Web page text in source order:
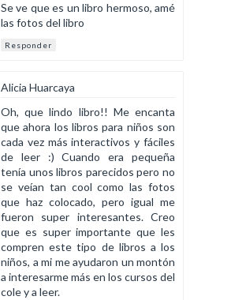
Se ve que es un libro hermoso, amé
las fotos del libro
Responder
Alicia Huarcaya
Oh, que lindo libro!! Me encanta
que ahora los libros para niños son
cada vez más interactivos y fáciles
de leer :) Cuando era pequeña
tenía unos libros parecidos pero no
se veían tan cool como las fotos
que haz colocado, pero igual me
fueron super interesantes. Creo
que es super importante que les
compren este tipo de libros a los
niños, a mi me ayudaron un montón
a interesarme más en los cursos del
cole y a leer.